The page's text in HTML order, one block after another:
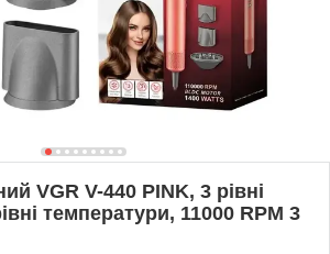
VGR V-440 PINK, 3 рівні
температури, 11000 RPM 3